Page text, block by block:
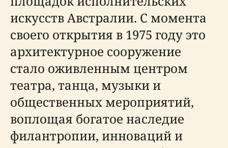
искусств Австралии. С момента
своего открытия в 1975 году это
архитектурное сооружение
стало оживленным центром
театра, танца, музыки и
общественных мероприятий,
воплощая богатое наследие
филантропии, инноваций и